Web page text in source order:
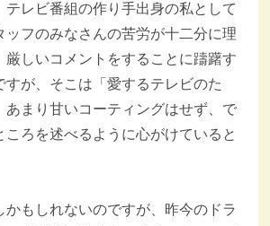
テレビ番組の作り手出身の私として
ッフのみなさんの苦労が十二分に理
厳しいコメントをすることに躊躇す
すが、そこは「愛するテレビのた
あまり甘いコーティングはせず、で
ころを述べるように心がけていると
もしれないのですが、昨今のドラ